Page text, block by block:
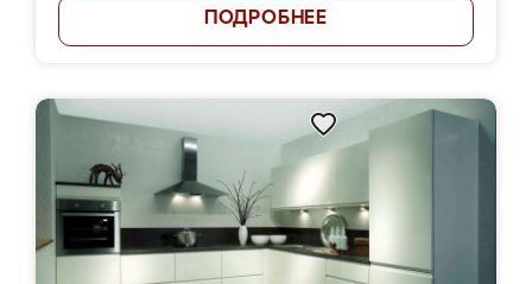
ПОДРОБНЕЕ